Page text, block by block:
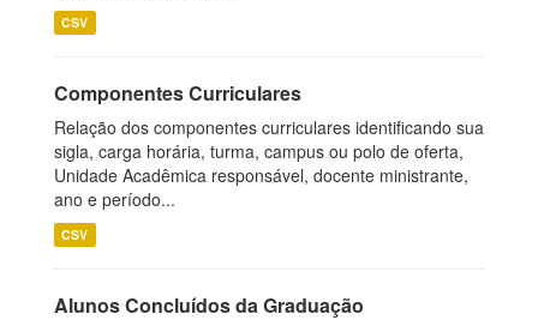
CSV
Componentes Curriculares
Relação dos componentes curriculares identificando sua
sigla, carga horária, turma, campus ou polo de oferta,
Unidade Acadêmica responsável, docente ministrante,
ano e período...
CSV
Alunos Concluídos da Graduação